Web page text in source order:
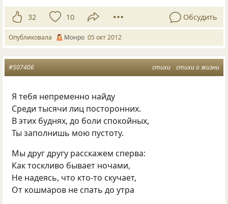
32 10 Обсудить
Опубликовала Монро 05 окт 2012
стихи стихи о жизни
#507406
Я тебя непременно найду
Среди тысячи лиц посторонних.
В этих буднях, до боли спокойных,
Ты заполнишь мою пустоту.
Мы друг другу расскажем сперва:
Как тоскливо бывает ночами,
Не надеясь, что кто-то скучает,
От кошмаров не спать до утра